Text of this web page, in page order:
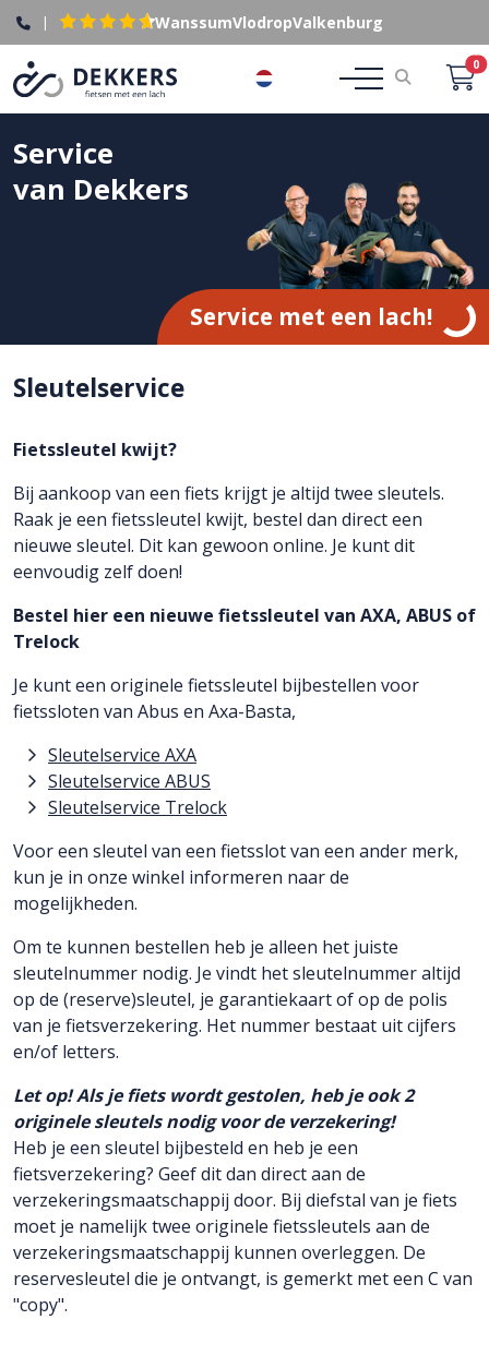
| WanssumVlodropValkenburg
0
Service
van Dekkers
Service met een lach!
Sleutelservice
Fietssleutel kwijt?
Bij aankoop van een fiets krijgt je altijd twee sleutels.
Raak je een fietssleutel kwijt, bestel dan direct een
nieuwe sleutel. Dit kan gewoon online. Je kunt dit
eenvoudig zelf doen!
Bestel hier een nieuwe fietssleutel van AXA, ABUS of
Trelock
Je kunt een originele fietssleutel bijbestellen voor
fietssloten van Abus en Axa-Basta,
Sleutelservice AXA
Sleutelservice ABUS
Sleutelservice Trelock
Voor een sleutel van een fietsslot van een ander merk,
kun je in onze winkel informeren naar de
mogelijkheden.
Om te kunnen bestellen heb je alleen het juiste
sleutelnummer nodig. Je vindt het sleutelnummer altijd
op de (reserve)sleutel, je garantiekaart of op de polis
van je fietsverzekering. Het nummer bestaat uit cijfers
en/of letters.
Let op! Als je fiets wordt gestolen, heb je ook 2
originele sleutels nodig voor de verzekering!
Heb je een sleutel bijbesteld en heb je een
fietsverzekering? Geef dit dan direct aan de
verzekeringsmaatschappij door. Bij diefstal van je fiets
moet je namelijk twee originele fietssleutels aan de
verzekeringsmaatschappij kunnen overleggen. De
reservesleutel die je ontvangt, is gemerkt met een C van
"copy".